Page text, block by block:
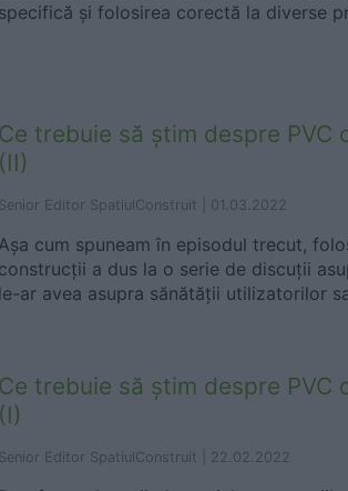
specifică și folosirea corectă la diverse
Ce trebuie să știm despre
(II)
Senior Editor SpatiulConstruit | 01.03.2022
Așa cum spuneam în episodul trecut,
construcții a dus la o serie de discuții
le-ar avea asupra sănătății utilizatorilor
Ce trebuie să știm despre
(I)
Senior Editor SpatiulConstruit | 22.02.2022